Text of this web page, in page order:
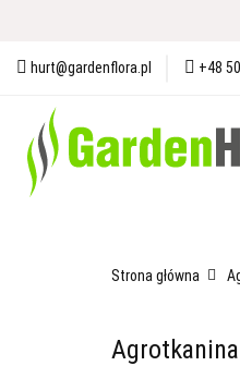
hurt@gardenflora.pl +48
Strona główna